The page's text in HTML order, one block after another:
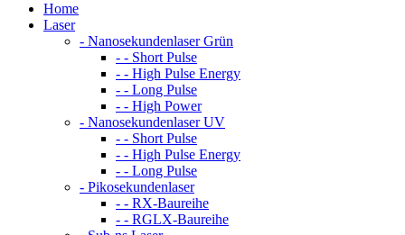
Home
Laser
- Nanosekundenlaser Grün
- - Short Pulse
- - High Pulse Energy
- - Long Pulse
- - High Power
- Nanosekundenlaser UV
- - Short Pulse
- - High Pulse Energy
- - Long Pulse
- Pikosekundenlaser
- - RX-Baureihe
- - RGLX-Baureihe